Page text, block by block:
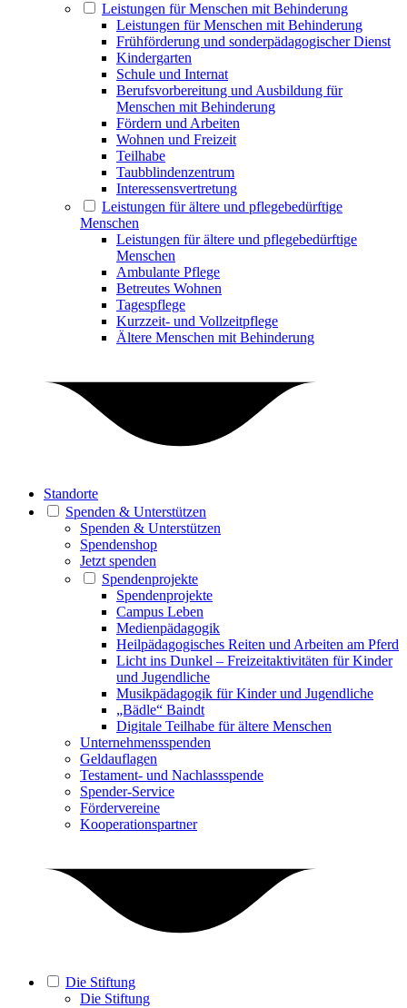
Leistungen für Menschen mit Behinderung
Leistungen für Menschen mit Behinderung
Frühförderung und sonderpädagogischer Dienst
Kindergarten
Schule und Internat
Berufsvorbereitung und Ausbildung für
Menschen mit Behinderung
Fördern und Arbeiten
Wohnen und Freizeit
Teilhabe
Taubblindenzentrum
Interessensvertretung
Leistungen für ältere und pflegebedürftige
Menschen
Leistungen für ältere und pflegebedürftige
Menschen
Ambulante Pflege
Betreutes Wohnen
Tagespflege
Kurzzeit- und Vollzeitpflege
Ältere Menschen mit Behinderung
Standorte
Spenden & Unterstützen
Spenden & Unterstützen
Spendenshop
Jetzt spenden
Spendenprojekte
Spendenprojekte
Campus Leben
Medienpädagogik
Heilpädagogisches Reiten und Arbeiten am Pferd
Licht ins Dunkel – Freizeitaktivitäten für Kinder
und Jugendliche
Musikpädagogik für Kinder und Jugendliche
„Bädle“ Baindt
Digitale Teilhabe für ältere Menschen
Unternehmensspenden
Geldauflagen
Testament- und Nachlassspende
Spender-Service
Fördervereine
Kooperationspartner
Die Stiftung
Die Stiftung